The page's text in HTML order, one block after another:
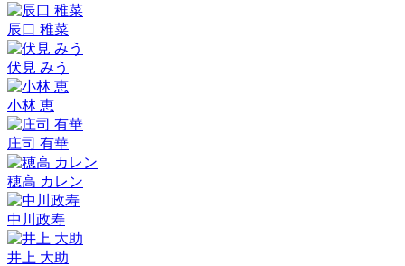
辰口 稚菜
伏見 みう
小林 恵
庄司 有華
穂高 カレン
中川政寿
井上 大助